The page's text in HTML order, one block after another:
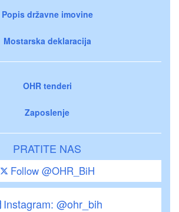
Popis državne imovine
Mostarska deklaracija
OHR tenderi
Zaposlenje
PRATITE NAS
Follow @OHR_BiH
Instagram: @ohr_bih